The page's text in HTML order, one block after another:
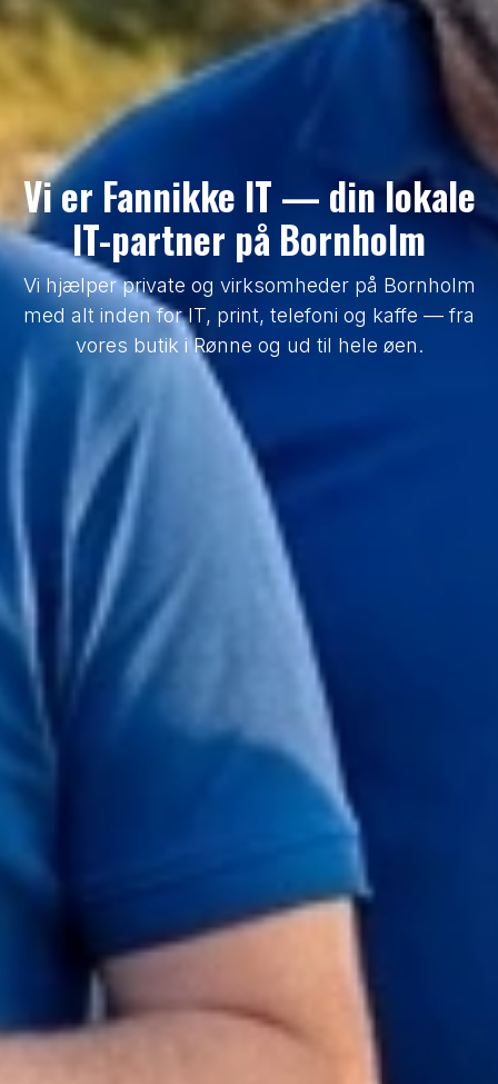
Vi er Fannikke IT — din lokale
IT-partner på Bornholm
Vi hjælper private og virksomheder på Bornholm
med alt inden for IT, print, telefoni og kaffe — fra
vores butik i Rønne og ud til hele øen.